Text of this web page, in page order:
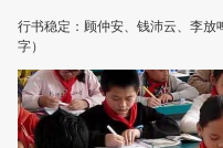
行书稳定：顾仲安、钱沛云、李放
字）